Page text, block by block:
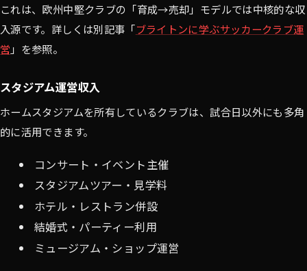
これは、欧州中堅クラブの「育成→売却」モデルでは中核的な収
入源です。詳しくは別記事「ブライトンに学ぶサッカークラブ運
営 」を参照。
スタジアム運営収入
ホームスタジアムを所有しているクラブは、試合日以外にも多角
的に活用できます。
コンサート・イベント主催
スタジアムツアー・見学料
ホテル・レストラン併設
結婚式・パーティー利用
ミュージアム・ショップ運営